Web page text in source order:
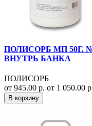
ПОЛИСОРБ МП 50Г.
ВНУТРЬ БАНКА
ПОЛИСОРБ
от 945.00 р. от 1 050.00
В корзину